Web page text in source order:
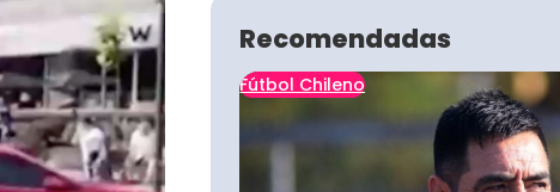
Recomendadas
Fútbol Chileno